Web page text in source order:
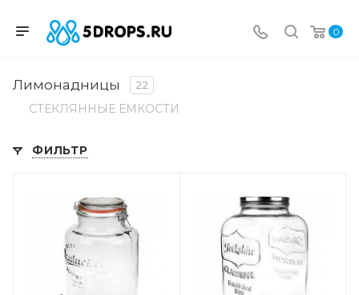
0
Лимонадницы 22
СТЕКЛЯННЫЕ ЕМКОСТИ
ФИЛЬТР